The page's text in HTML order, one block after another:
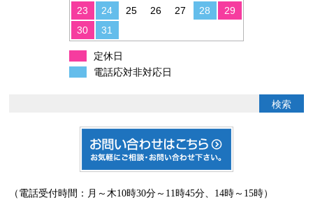
23
24 25 26 27 28
29
30
31
定休日
電話応対非対応日
（電話受付時間：月～木10時30分～11時45分、14時～15時）